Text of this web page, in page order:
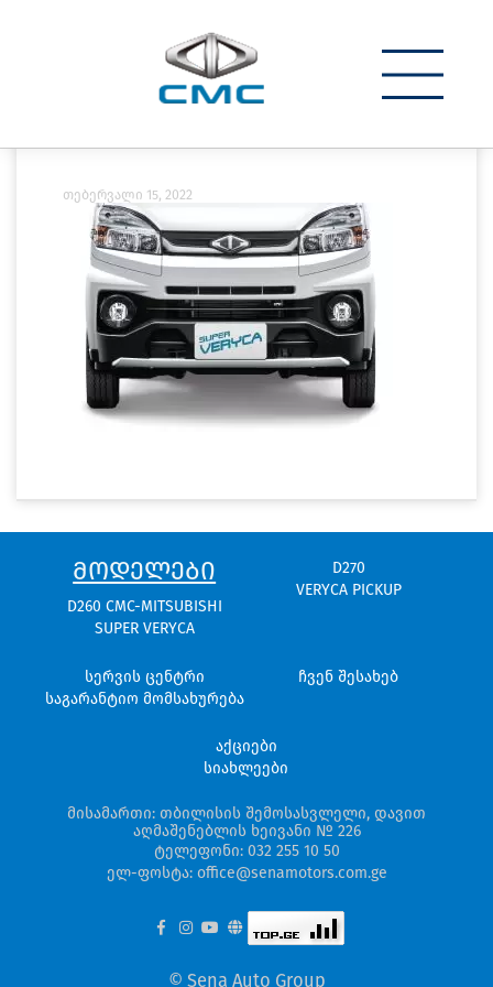
20191122165823
თებერვალი 15, 2022
ᲛᲝᲓᲔᲚᲔᲑᲘ
D260 CMC-MITSUBISHI
SUPER VERYCA
D270
VERYCA PICKUP
სერვის ცენტრი
საგარანტიო მომსახურება
ჩვენ შესახებ
აქციები
სიახლეები
მისამართი: თბილისის შემოსასვლელი, დავით
აღმაშენებლის ხეივანი № 226
ტელეფონი: 032 255 10 50
ელ-ფოსტა: office@senamotors.com.ge
© Sena Auto Group